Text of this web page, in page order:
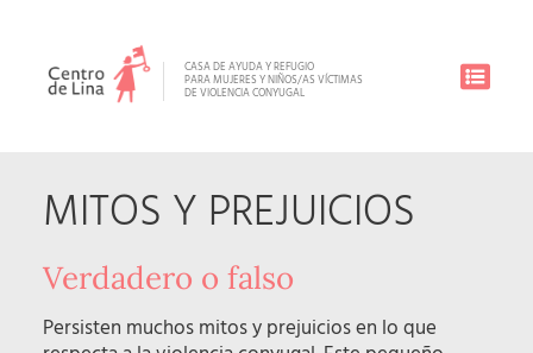
CASA DE AYUDA Y REFUGIO
PARA MUJERES Y NIÑOS/AS VÍCTIMAS
DE VIOLENCIA CONYUGAL
MITOS Y PREJUICIOS
Verdadero o falso
Persisten muchos mitos y prejuicios en lo que